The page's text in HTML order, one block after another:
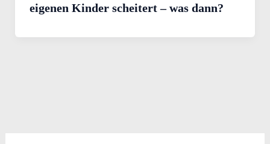
eigenen Kinder scheitert – was dann?